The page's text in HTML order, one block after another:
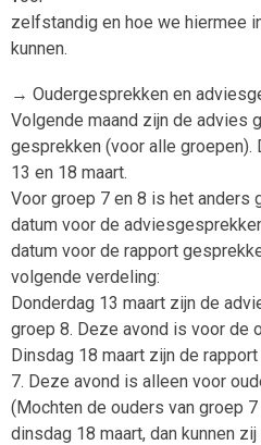
zelfstandig en hoe we hiermee
kunnen.
→ Oudergesprekken en
Volgende maand zijn de advies
gesprekken (voor alle
13 en 18 maart.
Voor groep 7 en 8 is het anders
datum voor de
datum voor de rapport
volgende verdeling:
Donderdag 13 maart zijn de
groep 8. Deze avond is voor de
Dinsdag 18 maart zijn de
7. Deze avond is alleen voor
(Mochten de ouders van groep
dinsdag 18 maart, dan kunnen